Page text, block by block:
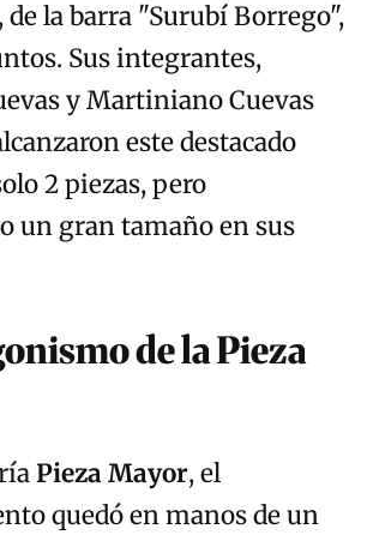
, de la barra "Surubí Borrego",
Sus integrantes,
y Martiniano Cuevas
este destacado
2 piezas, pero
un gran tamaño en sus
de la Pieza
Pieza Mayor, el
quedó en manos de un